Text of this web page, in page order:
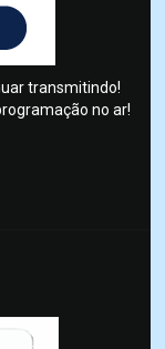
transmitindo!
no ar!